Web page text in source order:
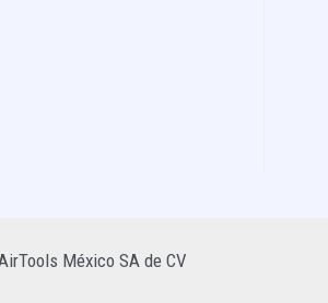
México SA de CV